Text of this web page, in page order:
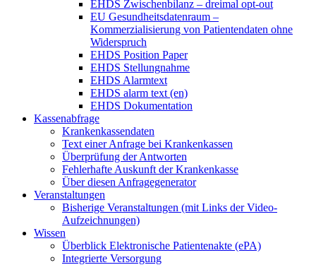
EHDS Zwischenbilanz – dreimal opt-out
EU Gesundheitsdatenraum –
Kommerzialisierung von Patientendaten ohne
Widerspruch
EHDS Position Paper
EHDS Stellungnahme
EHDS Alarmtext
EHDS alarm text (en)
EHDS Dokumentation
Kassenabfrage
Krankenkassendaten
Text einer Anfrage bei Krankenkassen
Überprüfung der Antworten
Fehlerhafte Auskunft der Krankenkasse
Über diesen Anfragegenerator
Veranstaltungen
Bisherige Veranstaltungen (mit Links der Video-
Aufzeichnungen)
Wissen
Überblick Elektronische Patientenakte (ePA)
Integrierte Versorgung